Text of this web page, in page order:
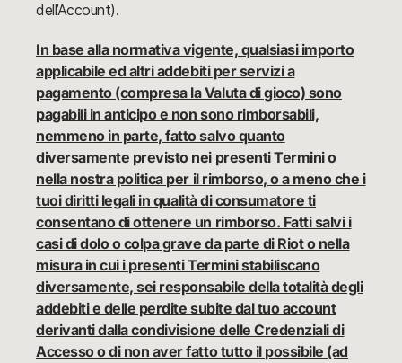
dell’Account).
In base alla normativa vigente, qualsiasi importo
applicabile ed altri addebiti per servizi a
pagamento (compresa la Valuta di gioco) sono
pagabili in anticipo e non sono rimborsabili,
nemmeno in parte, fatto salvo quanto
diversamente previsto nei presenti Termini o
nella nostra politica per il rimborso, o a meno che i
tuoi diritti legali in qualità di consumatore ti
consentano di ottenere un rimborso. Fatti salvi i
casi di dolo o colpa grave da parte di Riot o nella
misura in cui i presenti Termini stabiliscano
diversamente, sei responsabile della totalità degli
addebiti e delle perdite subite dal tuo account
derivanti dalla condivisione delle Credenziali di
Accesso o di non aver fatto tutto il possibile (ad